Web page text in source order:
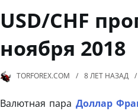
USD/CHF
ноября 2018
TORFOREX.COM 8 ЛЕТ НАЗАД
Валютная пара Доллар